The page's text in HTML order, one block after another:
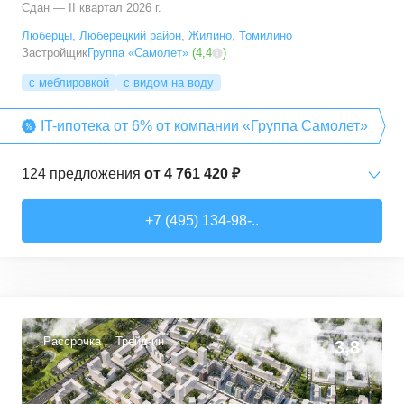
Сдан — II квартал 2026 г.
Люберцы, Люберецкий район, Жилино, Томилино
ЗастройщикГруппа «Самолет» (4,4 )
с меблировкой с видом на воду
IT-ипотека от 6% от компании «Группа Самолет»
124 предложения от 4 761 420 ₽
2-комн. кв. 5 825 910 ₽
32,92–60,32м² 29 предложений
+7 (495) 134-98-..
Рассрочка Трейд-ин 3,8